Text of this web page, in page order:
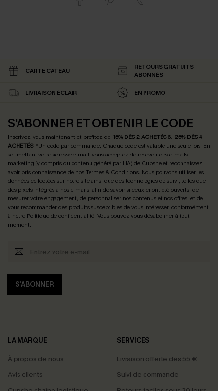
CARTE CATEAU
RETOURS GRATUITS
ABONNÉS
LIVRAISON ÉCLAIR EN PROMO
S'ABONNER ET OBTENIR LE CODE
Inscrivez-vous maintenant et profitez de -15% DÈS 2 ACHETÉS & -25% DÈS 4
ACHETÉS! *Un code par commande. Chaque code est valable une seule fois. En
soumettant votre adresse e-mail, vous acceptez de recevoir des e-mails
marketing (y compris du contenu généré par l'IA) de Cupshe et reconnaissez
avoir pris connaissance de nosTermes & Conditions. Nous pouvons utiliser les
données collectées sur notre site ainsi que des technologies de suivi, telles que
des pixels intégrés à nos e-mails, afin de savoir si ceux-ci ont été ouverts, de
mesurer votre engagement, de personnaliser nos contenus et nos offres, et de
vous recommander des produits susceptibles de vous intéresser, conformément
à notre Politique de confidentialité. Vous pouvez vous désabonner à tout
moment.
S'ABONNER
LA MARQUE
À propos de nous
Avis clients
SERVICES
Livraison offerte dès 55 €
Suivi de commande